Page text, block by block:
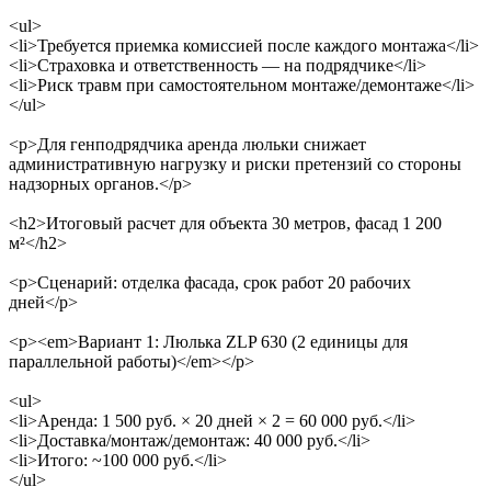
<ul>
<li>Требуется приемка комиссией после каждого монтажа</li>
<li>Страховка и ответственность — на подрядчике</li>
<li>Риск травм при самостоятельном монтаже/демонтаже</li>
</ul>
<p>Для генподрядчика аренда люльки снижает
административную нагрузку и риски претензий со стороны
надзорных органов.</p>
<h2>Итоговый расчет для объекта 30 метров, фасад 1 200
м²</h2>
<p>Сценарий: отделка фасада, срок работ 20 рабочих
дней</p>
<p><em>Вариант 1: Люлька ZLP 630 (2 единицы для
параллельной работы)</em></p>
<ul>
<li>Аренда: 1 500 руб. × 20 дней × 2 = 60 000 руб.</li>
<li>Доставка/монтаж/демонтаж: 40 000 руб.</li>
<li>Итого: ~100 000 руб.</li>
</ul>